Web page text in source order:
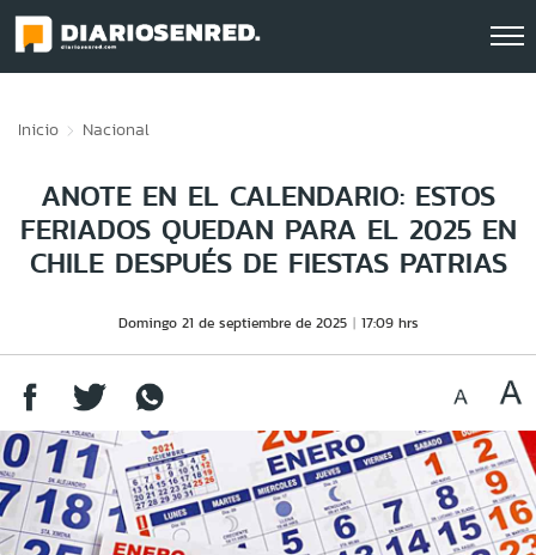
Inicio Nacional
ANOTE EN EL CALENDARIO: ESTOS
FERIADOS QUEDAN PARA EL 2025 EN
CHILE DESPUÉS DE FIESTAS PATRIAS
Domingo 21 de septiembre de 2025 17:09 hrs